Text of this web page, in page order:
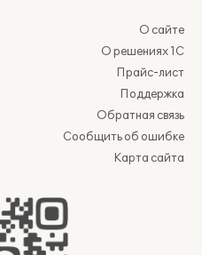
О сайте
О решениях 1С
Прайс-лист
Поддержка
Обратная связь
Сообщить об ошибке
Карта сайта